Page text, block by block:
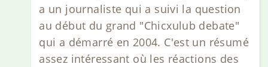
a un journaliste qui a suivi la question
au début du grand "Chicxulub debate"
qui a démarré en 2004. C'est un résumé
assez intéressant où les réactions des